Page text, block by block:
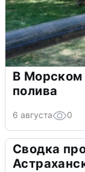
В Морском
полива
6 августа 0
Сводка